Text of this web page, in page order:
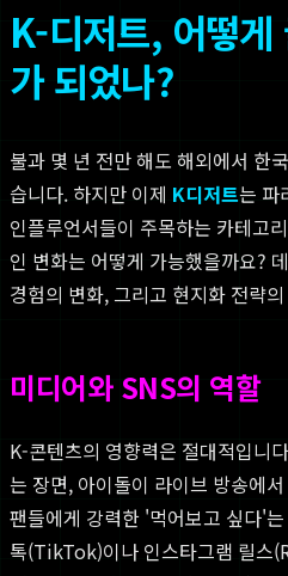
K-디저트, 어떻게
가 되었나?
불과 몇 년 전만 해도 해외에서 한
습니다. 하지만 이제 K디저트는 파
인플루언서들이 주목하는 카테고
인 변화는 어떻게 가능했을까요?
경험의 변화, 그리고 현지화 전략
미디어와 SNS의 역할
K-콘텐츠의 영향력은 절대적입니
는 장면, 아이돌이 라이브 방송에
팬들에게 강력한 '먹어보고 싶다'
톡(TikTok)이나 인스타그램 릴스